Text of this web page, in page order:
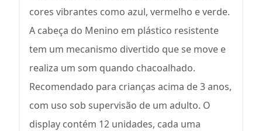
cores vibrantes como azul, vermelho e verde.
A cabeça do Menino em plástico resistente
tem um mecanismo divertido que se move e
realiza um som quando chacoalhado.
Recomendado para crianças acima de 3 anos,
com uso sob supervisão de um adulto. O
display contém 12 unidades, cada uma